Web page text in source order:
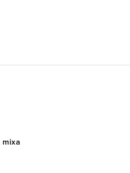
mixa